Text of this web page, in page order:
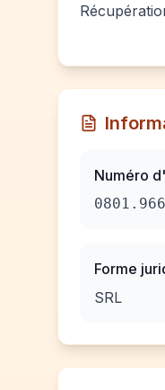
Numéro
Forme
SRL